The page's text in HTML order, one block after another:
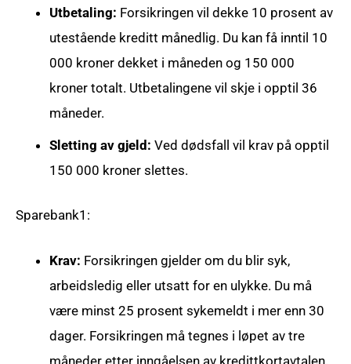
Utbetaling: Forsikringen vil dekke 10 prosent av
utestående kreditt månedlig. Du kan få inntil 10
000 kroner dekket i måneden og 150 000
kroner totalt. Utbetalingene vil skje i opptil 36
måneder.
Sletting av gjeld: Ved dødsfall vil krav på opptil
150 000 kroner slettes.
Sparebank1:
Krav: Forsikringen gjelder om du blir syk,
arbeidsledig eller utsatt for en ulykke. Du må
være minst 25 prosent sykemeldt i mer enn 30
dager. Forsikringen må tegnes i løpet av tre
måneder etter inngåelsen av kredittkortavtalen.